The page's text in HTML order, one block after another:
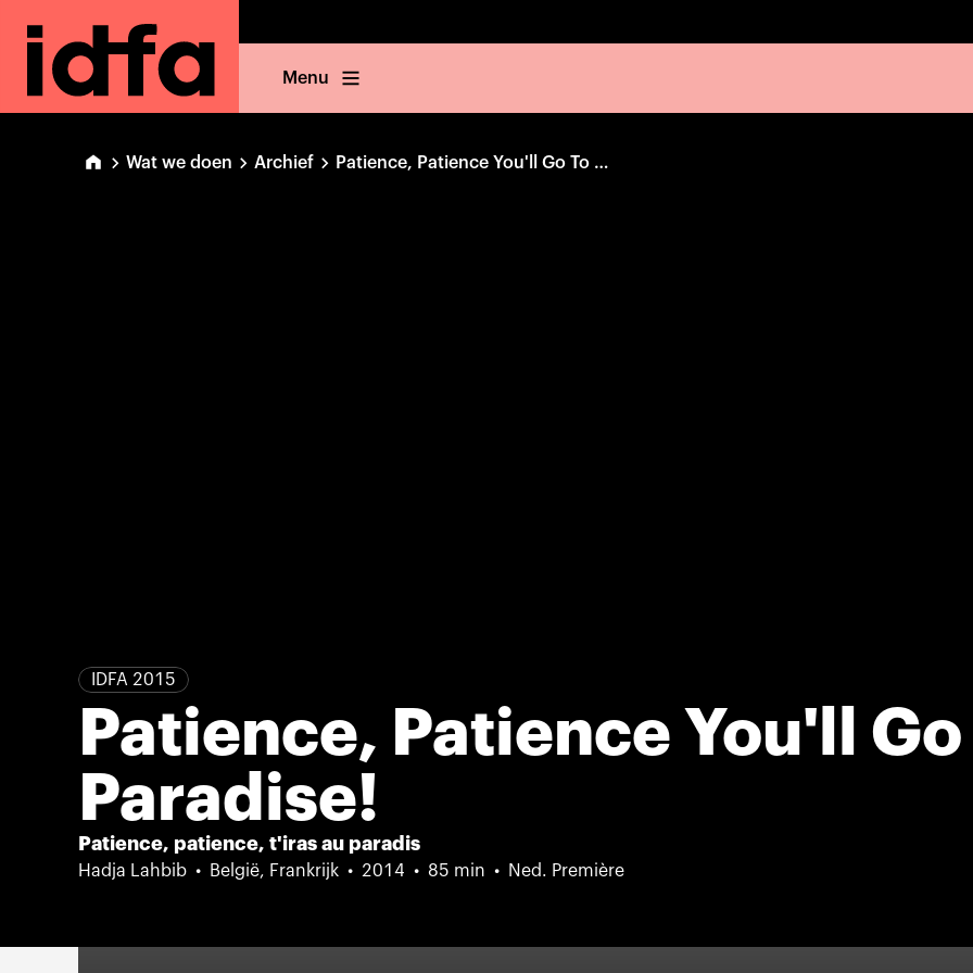
Menu
Wat we doen Archief Patience, Patience You'll Go To Paradise!
IDFA 2015
Patience, Patience You'll Go
Paradise!
Patience, patience, t'iras au paradis
Hadja Lahbib België, Frankrijk 2014 85 min Ned. Première